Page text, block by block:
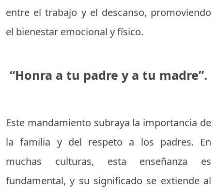
entre el trabajo y el descanso, promoviendo
el bienestar emocional y físico.
“Honra a tu padre y a tu madre”.
Este mandamiento subraya la importancia de
la familia y del respeto a los padres. En
muchas culturas, esta enseñanza es
fundamental, y su significado se extiende al